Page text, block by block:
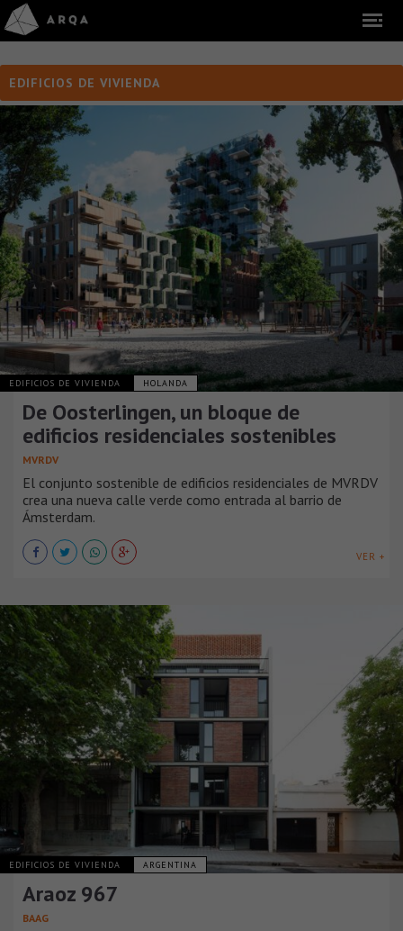
EDIFICIOS DE VIVIENDA
EDIFICIOS DE VIVIENDA HOLANDA
De Oosterlingen, un bloque de
edificios residenciales sostenibles
MVRDV
El conjunto sostenible de edificios residenciales de MVRDV
crea una nueva calle verde como entrada al barrio de
Ámsterdam.
VER +
EDIFICIOS DE VIVIENDA ARGENTINA
Araoz 967
BAAG